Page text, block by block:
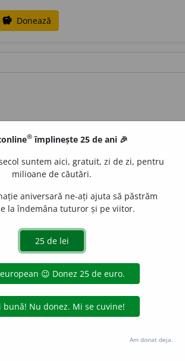
savings Donează
2026 dexonline (https://dexonline.ro)
inclusiv prin orice metode de extragere automată
excepția seturilor de date oferite oficial spre utilizare
Hosterion
® împlinește 25 de ani 🎉
suntem aici, gratuit, zi de zi, pentru
milioane de căutări.
aniversară ne-ați ajuta să păstrăm
la îndemâna tuturor și pe viitor.
Am donat deja.